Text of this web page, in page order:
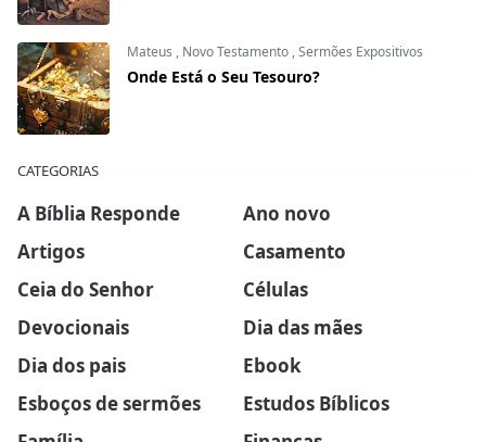
Mateus , Novo Testamento,Sermões Expositivos
Onde Está o Seu Tesouro?
CATEGORIAS
A Bíblia Responde
Ano novo
Artigos
Casamento
Ceia do Senhor
Células
Devocionais
Dia das mães
Dia dos pais
Ebook
Esboços de sermões
Estudos Bíblicos